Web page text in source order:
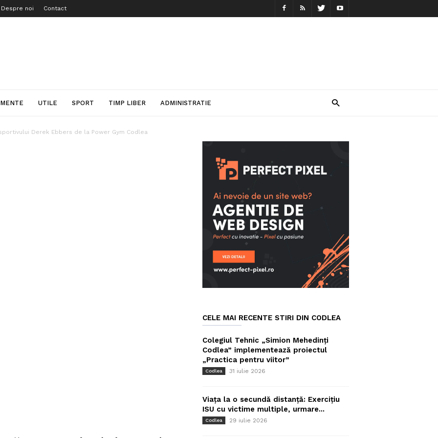
Despre noi Contact
UTILE SPORT TIMP LIBER ADMINISTRATIE
Derek Ebbers de la Power Gym Codlea
CELE MAI RECENTE STIRI DIN CODLEA
Colegiul Tehnic „Simion Mehedinți
Codlea” implementează proiectul
„Practica pentru viitor”
Codlea 31 iulie 2026
Viața la o secundă distanță: Exercițiu
ISU cu victime multiple, urmare...
Codlea 29 iulie 2026